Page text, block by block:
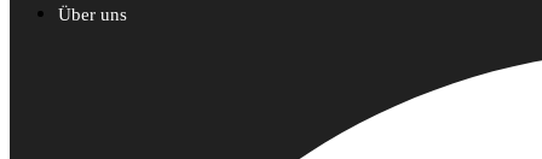
Über uns